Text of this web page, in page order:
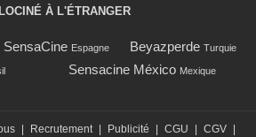
À L'ÉTRANGER
SensaCine Espagne Beyazperde Turquie
Sensacine México Mexique
Recrutement Publicité CGU CGV